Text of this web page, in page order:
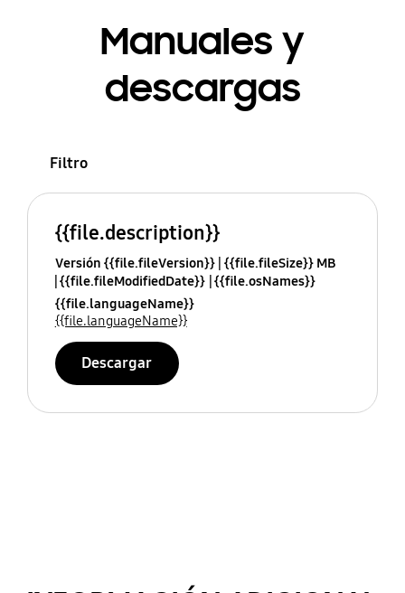
Manuales y
descargas
Filtro
{{file.description}}
Versión {{file.fileVersion}} {{file.fileSize}} MB
{{file.fileModifiedDate}} {{file.osNames}}
{{file.languageName}}
{{file.languageName}}
Descargar